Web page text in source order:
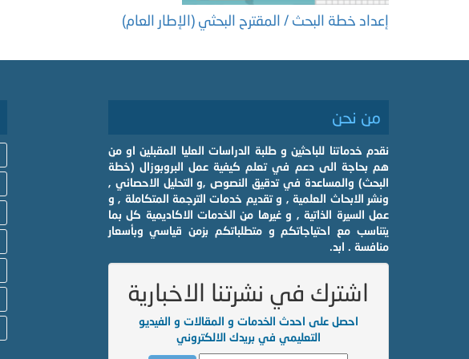
إعداد خطة البحث / المقترح البحثي (الإطار العام)
من نحن
نقدم خدماتنا للباحثين و طلبة الدراسات العليا المقبلين او من
هم بحاجة الى دعم في تعلم كيفية عمل البروبوزال (خطة
البحث) والمساعدة في تدقيق النصوص ,و التحليل الاحصائي ,
ونشر الابحاث العلمية , و تقديم خدمات الترجمة المتكاملة , و
عمل السيرة الذاتية , و غيرها من الخدمات الاكاديمية كل بما
يتناسب مع احتياجاتكم و متطلباتكم بزمن قياسي وبأسعار
منافسة . ابد.
اشترك في نشرتنا الاخبارية
احصل على احدث الخدمات و المقالات و الفيديو
التعليمي في بريدك الالكتروني